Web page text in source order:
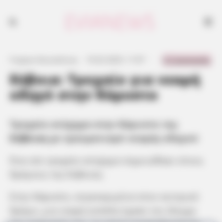
Εύβοια: Τροχαίο για νεαρή
οδηγό στην Κάρυστο
Τροχαίο ατύχημα στην Κάρυστο της
με τραυματισμό νεαρής οδηγού